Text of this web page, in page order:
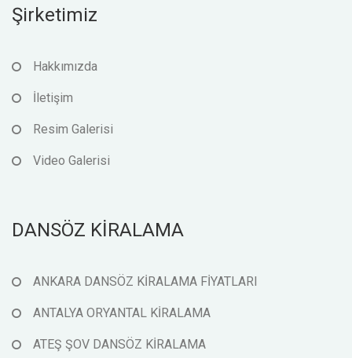
Şirketimiz
Hakkımızda
İletişim
Resim Galerisi
Video Galerisi
DANSÖZ KİRALAMA
ANKARA DANSÖZ KİRALAMA FİYATLARI
ANTALYA ORYANTAL KİRALAMA
ATEŞ ŞOV DANSÖZ KİRALAMA